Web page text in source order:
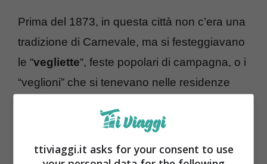
Prima del 1873, in questa città non c’era una
tradizione di Carnevale, ma si festeggiavano
le “vegliette“, feste popolari di campagna, o i
“veglioni” che si tenevano nelle residenze
ttiviaggi.it asks for your consent to use